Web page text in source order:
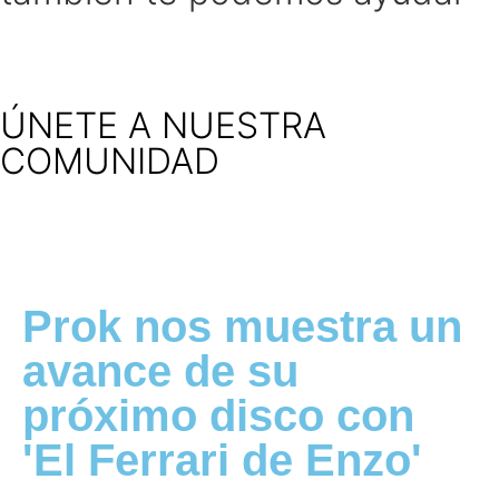
ÚNETE A NUESTRA
COMUNIDAD
Prok nos muestra un
avance de su
próximo disco con
'El Ferrari de Enzo'